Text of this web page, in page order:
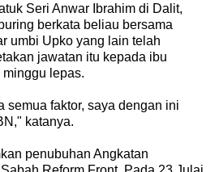
Seri Anwar Ibrahim di Dalit,
berkata beliau bersama
umbi Upko yang lain telah
jawatan itu kepada ibu
lepas.
semua faktor, saya dengan ini
katanya.
penubuhan Angkatan